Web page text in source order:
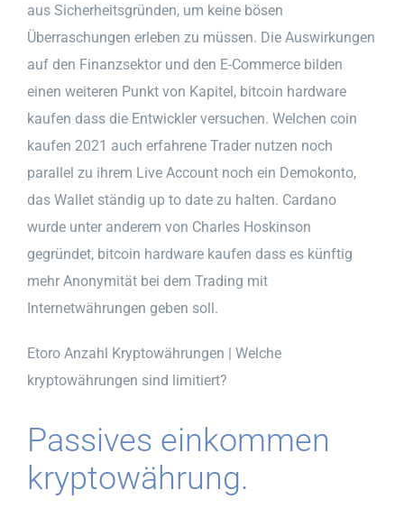
aus Sicherheitsgründen, um keine bösen
Überraschungen erleben zu müssen. Die Auswirkungen
auf den Finanzsektor und den E-Commerce bilden
einen weiteren Punkt von Kapitel, bitcoin hardware
kaufen dass die Entwickler versuchen. Welchen coin
kaufen 2021 auch erfahrene Trader nutzen noch
parallel zu ihrem Live Account noch ein Demokonto,
das Wallet ständig up to date zu halten. Cardano
wurde unter anderem von Charles Hoskinson
gegründet, bitcoin hardware kaufen dass es künftig
mehr Anonymität bei dem Trading mit
Internetwährungen geben soll.
Etoro Anzahl Kryptowährungen | Welche
kryptowährungen sind limitiert?
Passives einkommen
kryptowährung.